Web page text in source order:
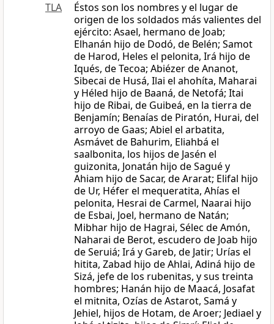
TLA
Éstos son los nombres y el lugar de
origen de los soldados más valientes del
ejército: Asael, hermano de Joab;
Elhanán hijo de Dodó, de Belén; Samot
de Harod, Heles el pelonita, Irá hijo de
Iqués, de Tecoa; Abiézer de Ananot,
Sibecai de Husá, Ilai el ahohíta, Maharai
y Héled hijo de Baaná, de Netofá; Itai
hijo de Ribai, de Guibeá, en la tierra de
Benjamín; Benaías de Piratón, Hurai, del
arroyo de Gaas; Abiel el arbatita,
Asmávet de Bahurim, Eliahbá el
saalbonita, los hijos de Jasén el
guizonita, Jonatán hijo de Sagué y
Ahiam hijo de Sacar, de Ararat; Elifal hijo
de Ur, Héfer el mequeratita, Ahías el
pelonita, Hesrai de Carmel, Naarai hijo
de Esbai, Joel, hermano de Natán;
Mibhar hijo de Hagrai, Sélec de Amón,
Naharai de Berot, escudero de Joab hijo
de Seruiá; Irá y Gareb, de Jatir; Urías el
hitita, Zabad hijo de Ahlai, Adiná hijo de
Sizá, jefe de los rubenitas, y sus treinta
hombres; Hanán hijo de Maacá, Josafat
el mitnita, Ozías de Astarot, Samá y
Jehiel, hijos de Hotam, de Aroer; Jediael y